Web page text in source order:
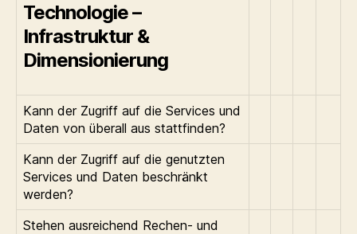
Technologie –
Infrastruktur &
Dimensionierung
Kann der Zugriff auf die Services und
Daten von überall aus stattfinden?
Kann der Zugriff auf die genutzten
Services und Daten beschränkt
werden?
Stehen ausreichend Rechen- und